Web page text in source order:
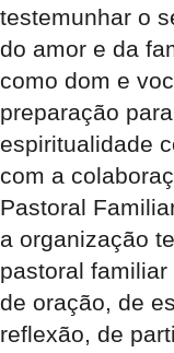
testemunhar o
do amor e da
como dom e
preparação
espiritualidade
com a
Pastoral
a organização
pastoral
de oração, de
reflexão, de